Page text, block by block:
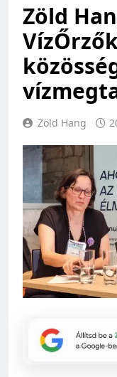
Zöld
Zöld Hang